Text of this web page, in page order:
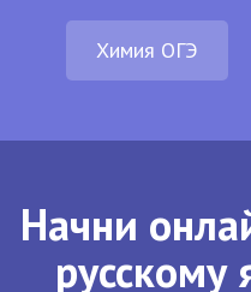
Химия ОГЭ
Начни
русскому